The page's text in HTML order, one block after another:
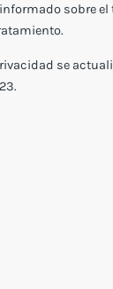
sobre
se